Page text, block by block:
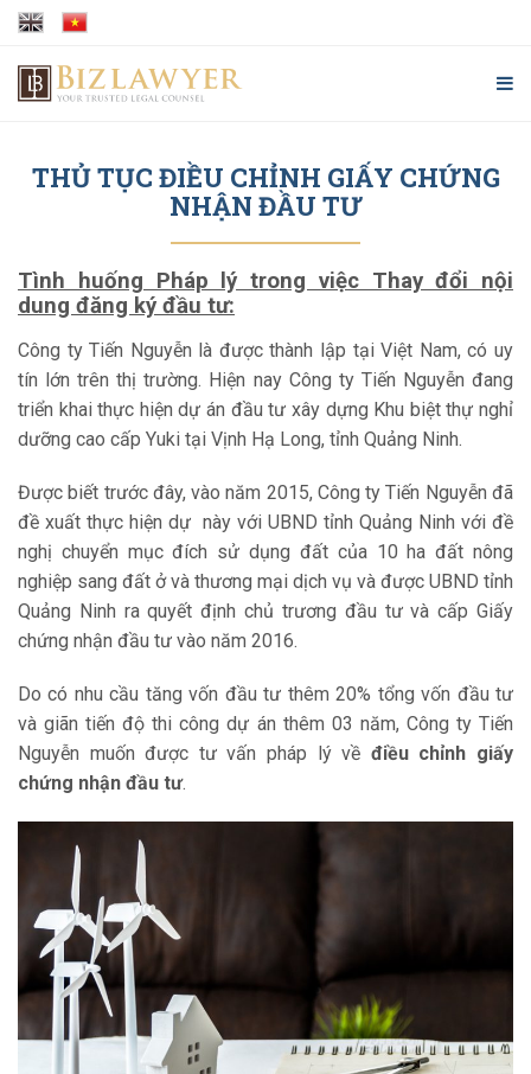
THỦ TỤC ĐIỀU CHỈNH GIẤY CHỨNG
NHẬN ĐẦU TƯ
Tình huống Pháp lý trong việc Thay đổi nội
dung đăng ký đầu tư:
Công ty Tiến Nguyễn là được thành lập tại Việt Nam, có uy
tín lớn trên thị trường. Hiện nay Công ty Tiến Nguyễn đang
triển khai thực hiện dự án đầu tư xây dựng Khu biệt thự nghỉ
dưỡng cao cấp Yuki tại Vịnh Hạ Long, tỉnh Quảng Ninh.
Được biết trước đây, vào năm 2015, Công ty Tiến Nguyễn đã
đề xuất thực hiện dự này với UBND tỉnh Quảng Ninh với đề
nghị chuyển mục đích sử dụng đất của 10 ha đất nông
nghiệp sang đất ở và thương mại dịch vụ và được UBND tỉnh
Quảng Ninh ra quyết định chủ trương đầu tư và cấp Giấy
chứng nhận đầu tư vào năm 2016.
Do có nhu cầu tăng vốn đầu tư thêm 20% tổng vốn đầu tư
và giãn tiến độ thi công dự án thêm 03 năm, Công ty Tiến
Nguyễn muốn được tư vấn pháp lý về điều chỉnh giấy
chứng nhận đầu tư.